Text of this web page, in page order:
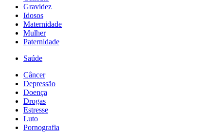
Gravidez
Idosos
Maternidade
Mulher
Paternidade
Saúde
Câncer
Depressão
Doença
Drogas
Estresse
Luto
Pornografia